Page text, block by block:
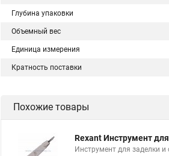
Глубина упаковки
Объемный вес
Единица измерения
Кратность поставки
Похожие товары
Rexant Инструмент
Инструмент для заделки и